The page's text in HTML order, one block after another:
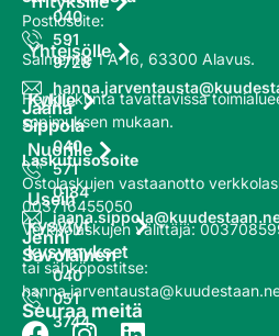
Yhteisölle
Kylille
Nuorille
Usein
kysytyt
kysymykset
040
591
9728
Jaana
Sippola
040
571
0184
Jenni
Savolainen
040
051
3744
Postiosoite:
Salmentie 1 A 16, 63300 Alavus.
Henkilökunta tavattavissa
sopimuksen mukaan.
Laskutusosoite
Ostolaskujen vastaanotto
003716455050
Verkkolaskujen välittäjä:
tai sähköpostitse:
Seuraa meitä